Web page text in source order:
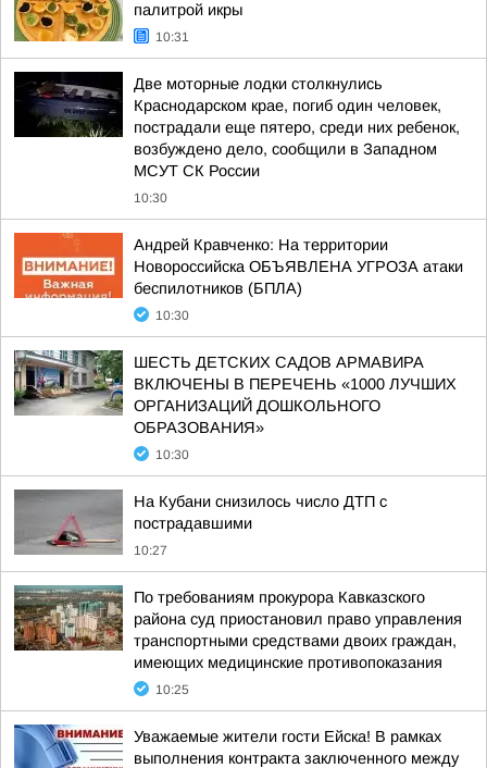
палитрой икры
10:31
Две моторные лодки столкнулись
Краснодарском крае, погиб один человек,
пострадали еще пятеро, среди них ребенок,
возбуждено дело, сообщили в Западном
МСУТ СК России
10:30
Андрей Кравченко: На территории
Новороссийска ОБЪЯВЛЕНА УГРОЗА атаки
беспилотников (БПЛА)
10:30
ШЕСТЬ ДЕТСКИХ САДОВ АРМАВИРА
ВКЛЮЧЕНЫ В ПЕРЕЧЕНЬ «1000 ЛУЧШИХ
ОРГАНИЗАЦИЙ ДОШКОЛЬНОГО
ОБРАЗОВАНИЯ»
10:30
На Кубани снизилось число ДТП с
пострадавшими
10:27
По требованиям прокурора Кавказского
района суд приостановил право управления
транспортными средствами двоих граждан,
имеющих медицинские противопоказания
10:25
Уважаемые жители гости Ейска! В рамках
выполнения контракта заключенного между